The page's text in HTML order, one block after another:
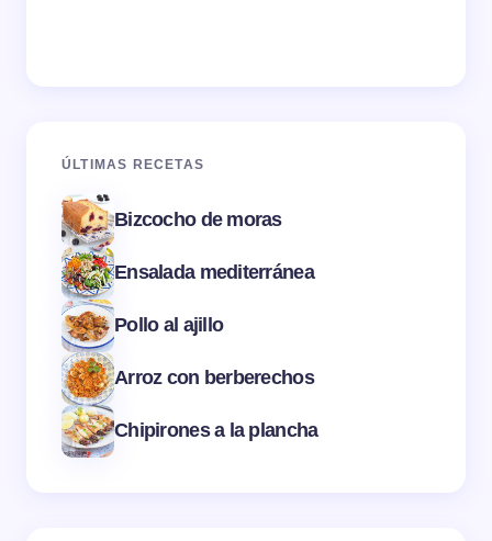
ÚLTIMAS RECETAS
Bizcocho de moras
Ensalada mediterránea
Pollo al ajillo
Arroz con berberechos
Chipirones a la plancha